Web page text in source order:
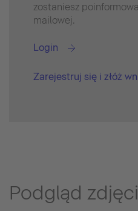
zostaniesz
mailowej.
Login
Zarejestruj się i złóż
Podgląd